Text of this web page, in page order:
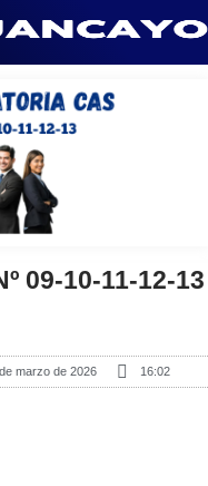
09-10-11-12-13
marzo de 2026 16:02